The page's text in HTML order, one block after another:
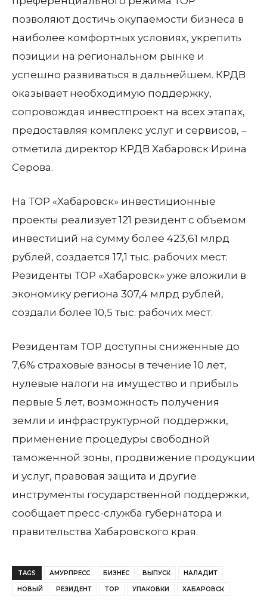
позволяют достичь окупаемости бизнеса в
наиболее комфортных условиях, укрепить
позиции на региональном рынке и
успешно развиваться в дальнейшем. КРДВ
оказывает необходимую поддержку,
сопровождая инвестпроект на всех этапах,
предоставляя комплекс услуг и сервисов, –
отметила директор КРДВ Хабаровск Ирина
Серова.
На ТОР «Хабаровск» инвестиционные
проекты реализует 121 резидент с объемом
инвестиций на сумму более 423,61 млрд
рублей, создается 17,1 тыс. рабочих мест.
Резиденты ТОР «Хабаровск» уже вложили в
экономику региона 307,4 млрд рублей,
создали более 10,5 тыс. рабочих мест.
Резидентам ТОР доступны сниженные до
7,6% страховые взносы в течение 10 лет,
нулевые налоги на имущество и прибыль
первые 5 лет, возможность получения
земли и инфраструктурной поддержки,
применение процедуры свободной
таможенной зоны, продвижение продукции
и услуг, правовая защита и другие
инструменты государственной поддержки,
сообщает пресс-служба губернатора и
правительства Хабаровского края.
TAGS АМУРПРЕСС БИЗНЕС ВЫПУСК НАЛАДИТ
НОВЫЙ РЕЗИДЕНТ ТОР УПАКОВКИ ХАБАРОВСК